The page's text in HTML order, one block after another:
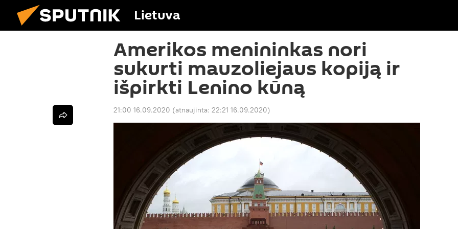
Lietuva
Amerikos menininkas nori
sukurti mauzoliejaus kopiją ir
išpirkti Lenino kūną
21:00 16.09.2020 (atnaujinta: 22:21 16.09.2020)